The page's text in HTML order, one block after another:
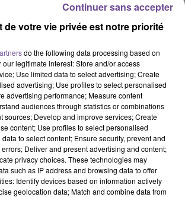
18h37
18h37
SANTA
Recommence-Moi
18h34
18h34
ZAHO FEAT. MC SOLAAR
Comme Caroline
de votre vie privée est notre priorité
do the following data processing based on
legitimate interest: Store and/or access
Use limited data to select advertising; Create
advertising; Use profiles to select personalised
advertising performance; Measure content
audiences through statistics or combinations
sources; Develop and improve services; Create
content; Use profiles to select personalised
to select content; Ensure security, prevent and
Deliver and present advertising and content;
privacy choices. These technologies may
such as IP address and browsing data to offer
Identify devices based on information actively
geolocation data; Match and combine data from
Continuer sans accepter